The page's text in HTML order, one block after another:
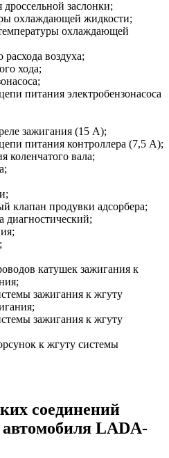
заслонки;
охлаждающей жидкости;
охлаждающей
воздуха;
хода;
питания электробензонасоса
зажигания (15 А);
питания контроллера (7,5 А);
коленчатого вала;
клапан продувки адсорбера;
диагностический;
катушек зажигания к
зажигания к жгуту
зажигания к жгуту
к жгуту системы
соединений
автомобиля LADA-